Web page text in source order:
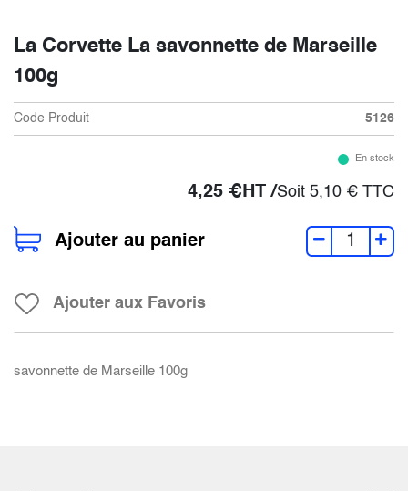
La Corvette La savonnette de Marseille
100g
Code Produit 5126
En stock
4,25 €HT /Soit 5,10 € TTC
Ajouter au panier
Ajouter aux Favoris
savonnette de Marseille 100g